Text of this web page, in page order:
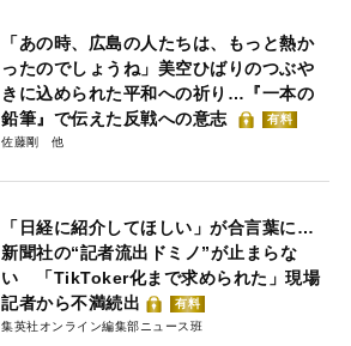
「あの時、広島の人たちは、もっと熱か
ったのでしょうね」美空ひばりのつぶや
きに込められた平和への祈り…『一本の
鉛筆』で伝えた反戦への意志
有料
佐藤剛
「日経に紹介してほしい」が合言葉に…
新聞社の“記者流出ドミノ”が止まらな
い 「TikToker化まで求められた」現場
記者から不満続出
有料
集英社オンライン編集部ニュース班